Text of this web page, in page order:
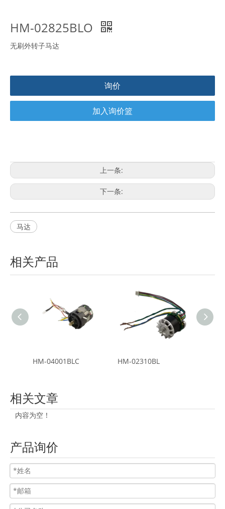
HM-02825BLO
无刷外转子马达
询价
加入询价篮
上一条:
下一条:
马达
相关产品
HM-04001BLC HM-02310BL
相关文章
内容为空！
产品询价